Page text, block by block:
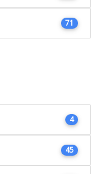
71
4
45